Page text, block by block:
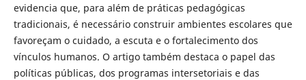
evidencia que, para além de práticas pedagógicas
tradicionais, é necessário construir ambientes escolares que
favoreçam o cuidado, a escuta e o fortalecimento dos
vínculos humanos. O artigo também destaca o papel das
políticas públicas, dos programas intersetoriais e das